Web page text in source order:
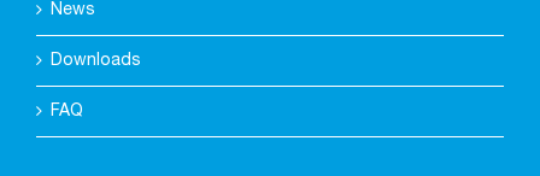
News
Downloads
FAQ